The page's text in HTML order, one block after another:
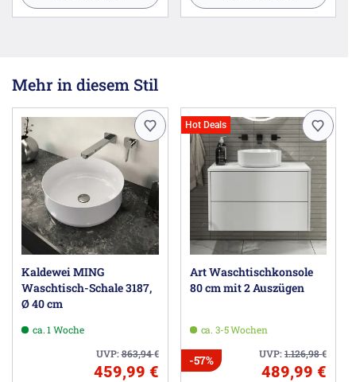
Mehr in diesem Stil
Kaldewei MING
Waschtisch-Schale 3187,
Ø 40 cm
ca. 1 Woche
UVP:863,94€
459,99 €
Hot Deals
Art Waschtischkonsole
80 cm mit 2 Auszügen
ca. 3-5 Wochen
UVP:1.126,98€
-57%
489,99 €